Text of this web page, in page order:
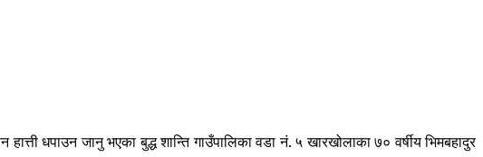
धपाउन जानु भएका बुद्ध शान्ति गाउँपालिका वडा नं. ५ खारखोलाका ७० वर्षीय भिमबहादुर